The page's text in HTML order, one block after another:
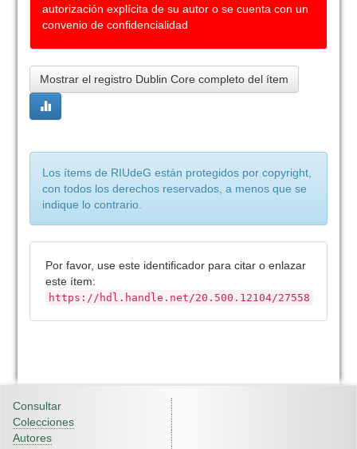
autorización explícita de su autor o se cuenta con un
convenio de confidencialidad
Mostrar el registro Dublin Core completo del ítem
Los ítems de RIUdeG están protegidos por copyright,
con todos los derechos reservados, a menos que se
indique lo contrario.
Por favor, use este identificador para citar o enlazar
este ítem:
https://hdl.handle.net/20.500.12104/27558
Consultar
Colecciones
Autores